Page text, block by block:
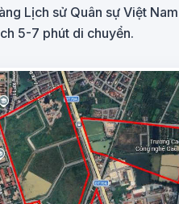
Lịch sử Quân sự Việt Nam
5-7 phút di chuyển.